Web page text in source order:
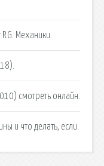
Механики.
смотреть онлайн.
и что делать, если.